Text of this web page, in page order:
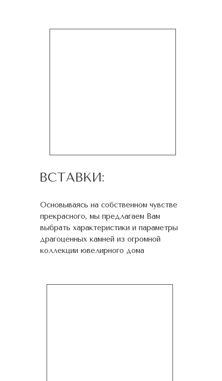
ВСТАВКИ:
Основываясь на собственном чувстве
прекрасного, мы предлагаем Вам
выбрать характеристики и параметры
драгоценных камней из огромной
коллекции ювелирного дома